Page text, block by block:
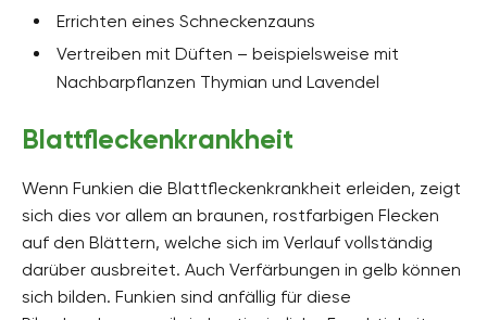
Errichten eines Schneckenzauns
Vertreiben mit Düften – beispielsweise mit
Nachbarpflanzen Thymian und Lavendel
Blattfleckenkrankheit
Wenn Funkien die Blattfleckenkrankheit erleiden, zeigt
sich dies vor allem an braunen, rostfarbigen Flecken
auf den Blättern, welche sich im Verlauf vollständig
darüber ausbreitet. Auch Verfärbungen in gelb können
sich bilden. Funkien sind anfällig für diese